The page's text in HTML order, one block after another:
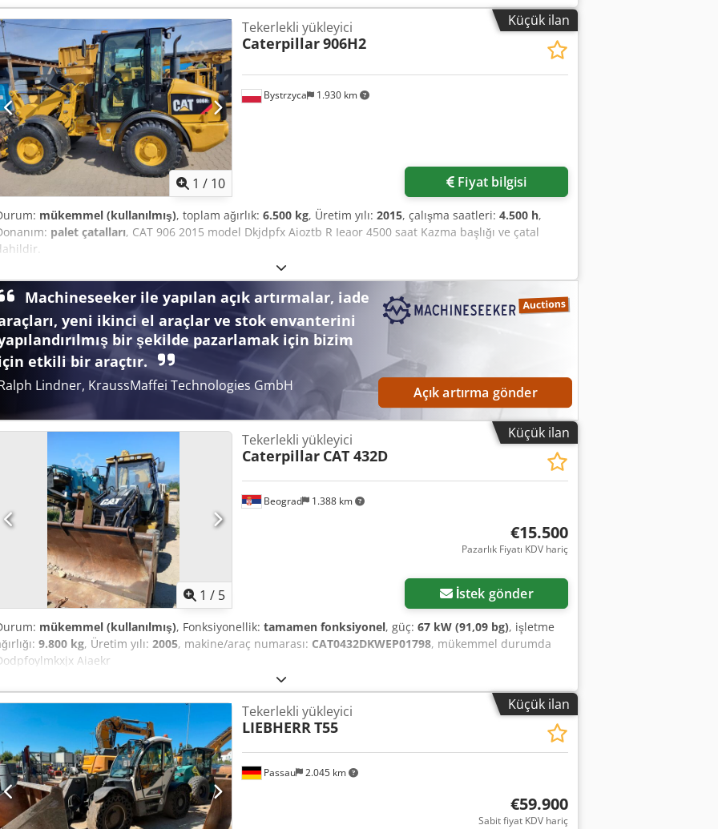
Küçük ilan
1 / 10
Bystrzyca 1.930 km
Tekerlekli yükleyici
Caterpillar906H2
Fiyat bilgisi
mükemmel (kullanılmış), toplam ağırlık: 6.500 kg, Üretim yılı: 2015, çalışma saatleri: 4.500 h,
palet çatalları, CAT 906 2015 model Dkjdpfx Aioztb R Ieaor 4500 saat Kazma başlığı ve çatal
Machineseeker ile yapılan açık artırmalar, iade
yeni ikinci el araçlar ve stok envanterini
bir şekilde pazarlamak için bizim
etkili bir araçtır.
Lindner, KraussMaffei Technologies GmbH Açık artırma gönder
Küçük ilan
1 / 5
Beograd 1.388 km
Tekerlekli yükleyici
Caterpillar CAT 432D
€15.500
Pazarlık Fiyatı KDV hariç
İstek gönder
mükemmel (kullanılmış), Fonksiyonellik: tamamen fonksiyonel, güç: 67 kW (91,09 bg), işletme
9.800 kg, Üretim yılı: 2005, makine/araç numarası: CAT0432DKWEP01798, mükemmel durumda
Aiaekr
Küçük ilan
Passau 2.045 km
Tekerlekli yükleyici
LIEBHERRT55
€59.900
Sabit fiyat KDV hariç